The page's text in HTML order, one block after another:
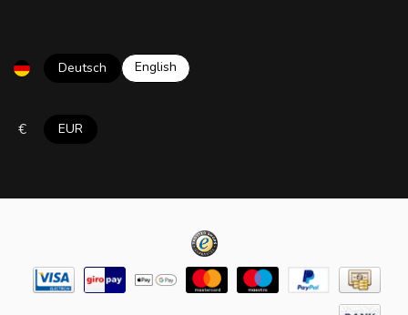
Deutsch English
€ EUR